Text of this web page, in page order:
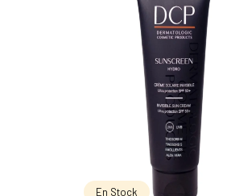
En Stock